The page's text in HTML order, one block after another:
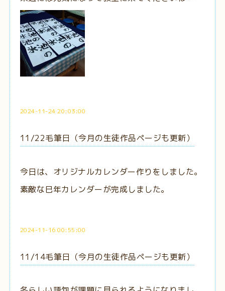
2024-11-24 20:03:00
11/22毛筆日（今月の生徒作品ページも更新）
今日は、オリジナルカレンダー作りをしました。
素敵な巳年カレンダーが完成しました。
2024-11-16 00:55:00
11/14毛筆日（今月の生徒作品ページも更新）